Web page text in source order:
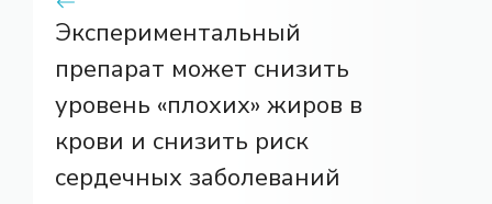
Экспериментальный
препарат может снизить
уровень «плохих» жиров в
крови и снизить риск
сердечных заболеваний